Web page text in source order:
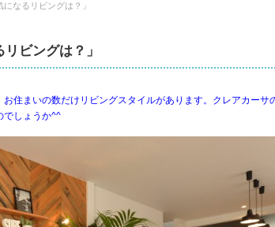
なるリビングは？」
ビングは？」
住まいの数だけリビングスタイルがあります。クレアカーサ
でしょうか^^